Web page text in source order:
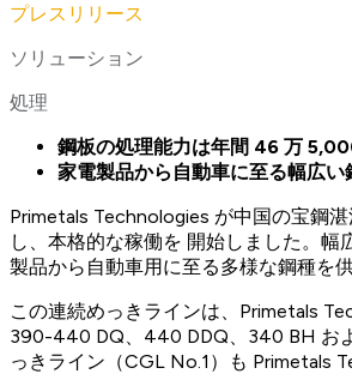
プレスリリース
ソリューション
処理
鋼板の処理能力は年間 46 万
家電製品から自動車に至る幅広
Primetals Technologies が中国の宝鋼
し、本格的な稼働を 開始しました。
製品から自動車用に至る多様な鋼種を
この連続めっきラインは、Primetals
390-440 DQ、440 DDQ、340 BH お
っきライン（CGL No.1）も Primetals